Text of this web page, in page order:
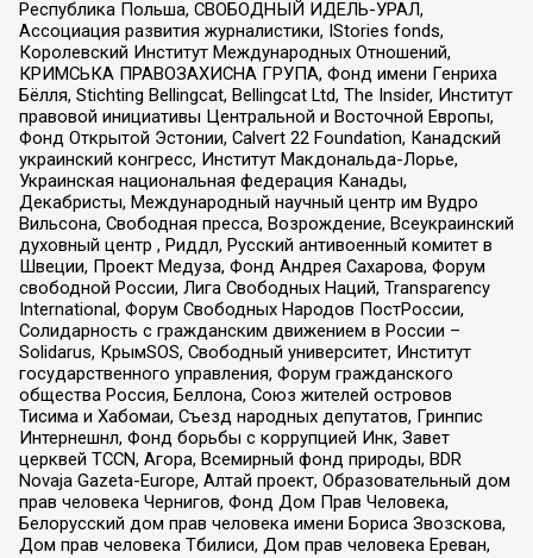
Республика Польша, СВОБОДНЫЙ ИДЕЛЬ-УРАЛ,
Ассоциация развития журналистики, IStories fonds,
Королевский Институт Международных Отношений,
КРИМСЬКА ПРАВОЗАХИСНА ГРУПА, Фонд имени Генриха
Бёлля, Stichting Bellingcat, Bellingcat Ltd, The Insider, Институт
правовой инициативы Центральной и Восточной Европы,
Фонд Открытой Эстонии, Calvert 22 Foundation, Канадский
украинский конгресс, Институт Макдональда-Лорье,
Украинская национальная федерация Канады,
Декабристы, Международный научный центр им Вудро
Вильсона, Свободная пресса, Возрождение, Всеукраинский
духовный центр , Риддл, Русский антивоенный комитет в
Швеции, Проект Медуза, Фонд Андрея Сахарова, Форум
свободной России, Лига Свободных Наций, Transparеncy
International, Форум Свободных Народов ПостРоссии,
Солидарность с гражданским движением в России –
Solidarus, КрымSOS, Свободный университет, Институт
государственного управления, Форум гражданского
общества Россия, Беллона, Союз жителей островов
Тисима и Хабомаи, Съезд народных депутатов, Гринпис
Интернешнл, Фонд борьбы с коррупцией Инк, Завет
церквей TCCN, Агора, Всемирный фонд природы, BDR
Novaja Gazeta-Europe, Алтай проект, Образовательный дом
прав человека Чернигов, Фонд Дом Прав Человека,
Белорусский дом прав человека имени Бориса Звозскова,
Дом прав человека Тбилиси, Дом прав человека Ереван,